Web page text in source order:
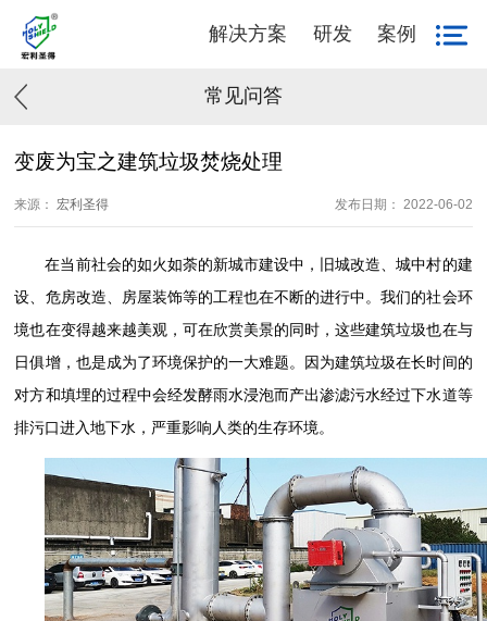
解决方案 研发 案例
常见问答
变废为宝之建筑垃圾焚烧处理
来源： 宏利圣得 发布日期： 2022-06-02
在当前社会的如火如荼的新城市建设中，旧城改造、城中村的建
设、危房改造、房屋装饰等的工程也在不断的进行中。我们的社会环
境也在变得越来越美观，可在欣赏美景的同时，这些建筑垃圾也在与
日俱增，也是成为了环境保护的一大难题。因为建筑垃圾在长时间的
对方和填埋的过程中会经发酵雨水浸泡而产出渗滤污水经过下水道等
排污口进入地下水，严重影响人类的生存环境。